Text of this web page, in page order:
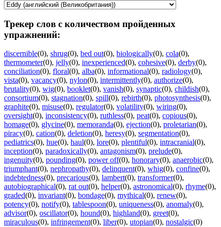
Трекер слов с количеством пройденных
упражнений:
discernible(0), shrug(0), bed out(0), biologically(0), cola(0),
thermometer(0), jelly(0), inexperienced(0), cohesive(0), derby(0),
conciliation(0), floral(0), alba(0), informational(0), radiology(0),
vista(0), vacancy(0), nylon(0), intermittently(0), authorize(0),
brutality(0), wig(0), booklet(0), vanish(0), synaptic(0), childish(0),
consortium(0), stagnation(0), spill(0), rebirth(0), photosynthesis(0),
graphite(0), misuse(0), regulator(0), volatility(0), wiring(0),
oversight(0), inconsistency(0), ruthless(0), peat(0), copious(0),
homage(0), glycine(0), memoranda(0), ejection(0), proletarian(0),
piracy(0), cation(0), deletion(0), heresy(0), segmentation(0),
pediatrics(0), hue(0), haul(0), lore(0), plentiful(0), intracranial(0),
inception(0), paradoxically(0), antagonism(0), prelude(0),
ingenuity(0), pounding(0), power off(0), honorary(0), anaerobic(0),
triumphant(0), nephropathy(0), delinquent(0), whig(0), confine(0),
indebtedness(0), precarious(0), lambert(0), transformer(0),
autobiographical(0), rat out(0), helper(0), astronomical(0), rhyme(0),
graded(0), invariant(0), bondage(0), mythical(0), renew(0),
potency(0), notify(0), tablespoon(0), uniqueness(0), anomaly(0),
advisor(0), oscillator(0), hound(0), highland(0), greet(0),
miraculous(0), infringement(0), liber(0), utopian(0), nostalgic(0)